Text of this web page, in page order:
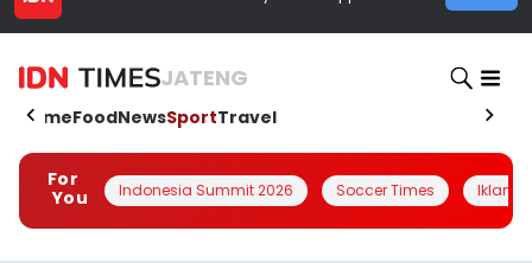
JATENG
HomeFoodNewsSportTravel
For
You
Indonesia Summit 2026 Soccer Times Iklanin